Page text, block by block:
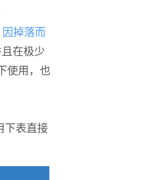
因掉落而
在极少
使用，也
下表直接